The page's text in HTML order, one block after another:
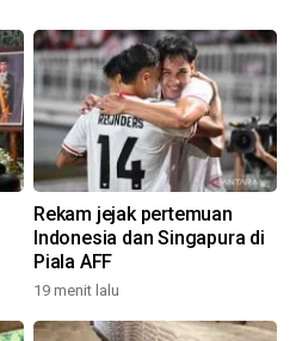
Rekam jejak pertemuan
Indonesia dan Singapura di
Piala AFF
19 menit lalu